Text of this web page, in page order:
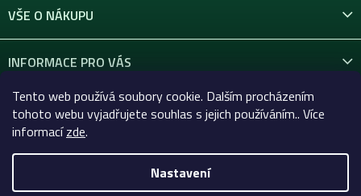
Tento web používá soubory cookie. Dalším procházením
tohoto webu vyjadřujete souhlas s jejich používáním.. Více
informacízde.
Nastavení
VŠE O NÁKUPU
INFORMACE PRO VÁS
KONTAKT